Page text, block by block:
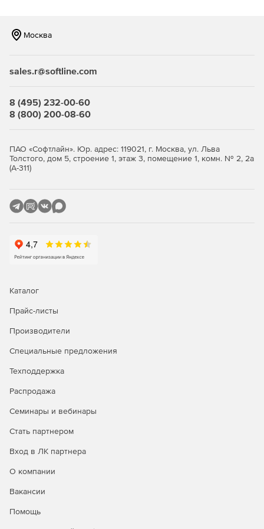
Москва
sales.r@softline.com
8 (495) 232-00-60
8 (800) 200-08-60
ПАО «Софтлайн». Юр. адрес: 119021, г. Москва, ул. Льва
Толстого, дом 5, строение 1, этаж 3, помещение 1, комн. № 2, 2а
(А-311)
Каталог
Прайс-листы
Производители
Специальные предложения
Техподдержка
Распродажа
Семинары и вебинары
Стать партнером
Вход в ЛК партнера
О компании
Вакансии
Помощь